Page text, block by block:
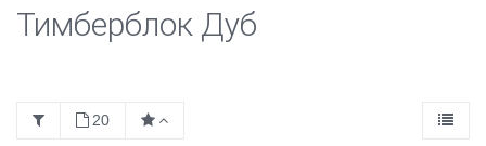
Тимберблок Дуб
20